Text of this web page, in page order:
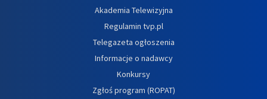
Akademia Telewizyjna
Regulamin tvp.pl
Telegazeta ogłoszenia
Informacje o nadawcy
Konkursy
Zgłoś program (ROPAT)